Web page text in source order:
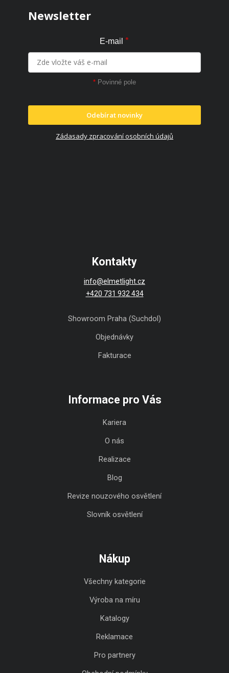
Newsletter
E-mail *
* Povinné pole
Odebírat novinky
Zádasady zpracování osobních údajů
Kontakty
info@elmetlight.cz
+420 731 932 434
Showroom Praha (Suchdol)
Objednávky
Fakturace
Informace pro Vás
Kariera
O nás
Realizace
Blog
Revize nouzového osvětlení
Slovník osvětlení
Nákup
Všechny kategorie
Výroba na míru
Katalogy
Reklamace
Pro partnery